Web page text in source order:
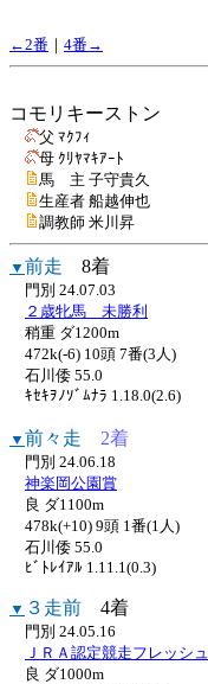
←2番 ｜ 4番→
コモリキーストン
父 ﾏｸﾌｨ
母 ｸﾘﾔﾏｷｱｰﾄ
馬 主 子守貴久
生産者 船越伸也
調教師 米川昇
▼ 前走 8着
門別 24.07.03
２歳牝馬 未勝利
稍重 ダ1200m
472k(-6) 10頭 7番(3人)
石川倭 55.0
ｷｾｷｦﾉｿﾞﾑﾅﾗ 1.18.0(2.6)
▼ 前々走 2着
門別 24.06.18
神楽岡公園賞
良 ダ1100m
478k(+10) 9頭 1番(1人)
石川倭 55.0
ﾋﾞﾄﾚｲｱﾙ 1.11.1(0.3)
▼ ３走前 4着
門別 24.05.16
ＪＲＡ認定競走フレッシュ
良 ダ1000m